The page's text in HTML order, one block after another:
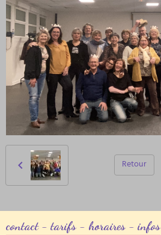
Retour
contact - tarifs - horaires - infos